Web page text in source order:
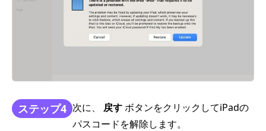
ステップ4 次に、 戻すボタンをクリックしてiPadの
パスコードを解除します。